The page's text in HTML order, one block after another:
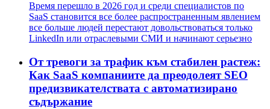
Время перешло в 2026 год и среди специалистов по
SaaS становится все более распространенным явлением
все больше людей перестают довольствоваться только
LinkedIn или отраслевыми СМИ и начинают серьезно
От тревоги за трафик към стабилен растеж:
Как SaaS компаниите да преодолеят SEO
предизвикателствата с автоматизирано
съдържание